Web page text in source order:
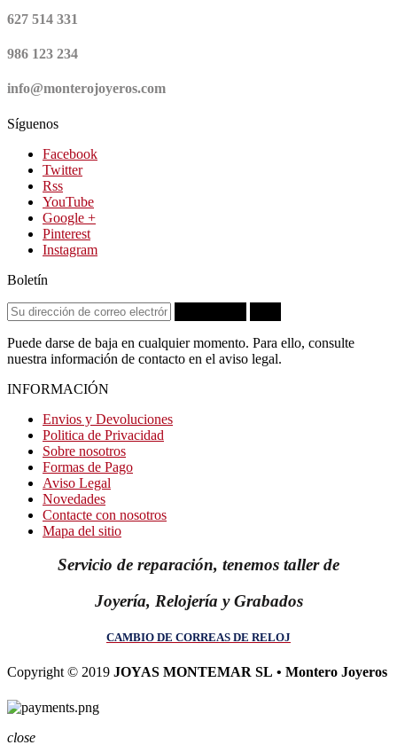
627 514 331
986 123 234
info@monterojoyeros.com
Síguenos
Facebook
Twitter
Rss
YouTube
Google +
Pinterest
Instagram
Boletín
Puede darse de baja en cualquier momento. Para ello, consulte
nuestra información de contacto en el aviso legal.
INFORMACIÓN
Envios y Devoluciones
Politica de Privacidad
Sobre nosotros
Formas de Pago
Aviso Legal
Novedades
Contacte con nosotros
Mapa del sitio
Servicio de reparación, tenemos taller de
Joyería, Relojería y Grabados
CAMBIO DE CORREAS DE RELOJ
Copyright © 2019 JOYAS MONTEMAR SL • Montero Joyeros
close